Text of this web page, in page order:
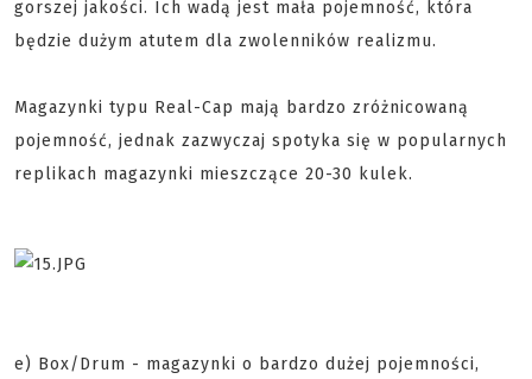
gorszej jakości. Ich wadą jest mała pojemność, która
będzie dużym atutem dla zwolenników realizmu.
Magazynki typu Real-Cap mają bardzo zróżnicowaną
pojemność, jednak zazwyczaj spotyka się w popularnych
replikach magazynki mieszczące 20-30 kulek.
e) Box/Drum - magazynki o bardzo dużej pojemności,